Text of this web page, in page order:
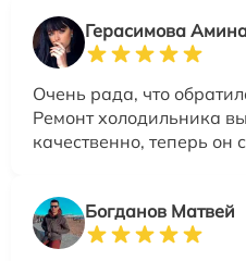
Герасимова
Очень рада, что
Ремонт холодильника
качественно, теперь он
Богданов Матвей